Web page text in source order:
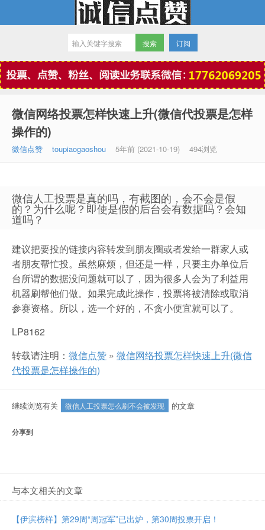
微信点赞
订阅
微信网络投票怎样快速上升(微信代投票是怎样
操作的)
微信点赞 toupiaogaoshou 5年前 (2021-10-19) 494浏览
微信人工投票是真的吗，有截图的，会不会是假
的？为什么呢？即使是假的后台会有数据吗？会知
道吗？
建议把要投的链接内容转发到朋友圈或者发给一群家人或
者朋友帮忙投。虽然麻烦，但还是一样，只要主办单位后
台所谓的数据没问题就可以了，因为很多人会为了利益用
机器刷帮他们做。如果完成此操作，投票将被清除或取消
参赛资格。所以，选一个好的，不贪小便宜就可以了。
LP8162
转载请注明： 微信点赞 » 微信网络投票怎样快速上升(微信
代投票是怎样操作的)
继续浏览有关 微信人工投票怎么刷不会被发现 的文章
分享到
与本文相关的文章
【伊滨榜样】第29周“周冠军”已出炉，第30周投票开启！